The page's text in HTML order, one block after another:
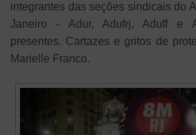
integrantes das seções sindicais do
Janeiro - Adur, Adufrj, Aduff e
presentes. Cartazes e gritos de
Marielle Franco.